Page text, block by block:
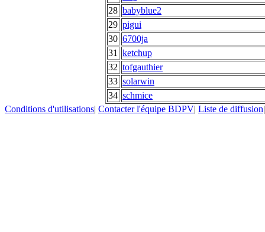
28 babyblue2
29 pigui
30 6700ja
31
ketchup
32 tofgauthier
33 solarwin
34 schmice
Conditions d'utilisations| Contacter l'équipe BDPV| Liste de diffusion